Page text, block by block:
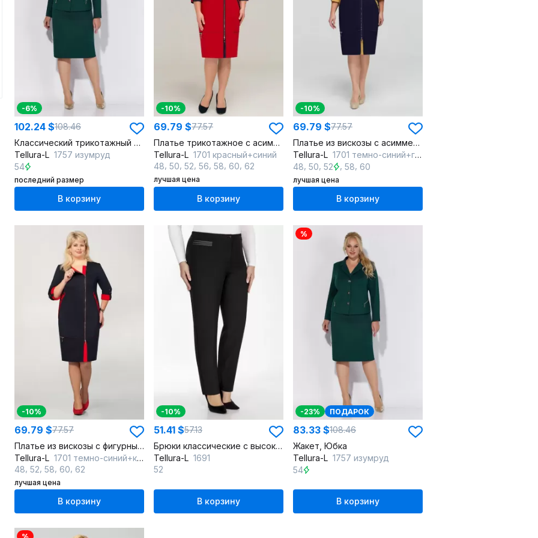
-6%
102.24 $108.46
Классический трикотажный костюм жакет и юбка-карандаш
Tellura-L 1757 изумруд
54
последний размер
В корзину
-10%
69.79 $77.57
Платье трикотажное с асимметричной застежкой и контрастными деталями
Tellura-L 1701 красный+синий
48 50 52 56 58 60 62
лучшая цена
В корзину
-10%
69.79 $77.57
Платье из вискозы с асимметричной застежкой и деталями
Tellura-L 1701 темно-синий+горчица
48 50 52 ,58 60
лучшая цена
В корзину
-10%
69.79 $77.57
Платье из вискозы с фигурными швами и контрастными вставками
Tellura-L 1701 темно-синий+красный
48 52 58 60 62
лучшая цена
В корзину
-10%
51.41 $57.13
Брюки классические с высокой посадкой и приточной талией
Tellura-L 1691
52
В корзину
%
-23% ПОДАРОК
83.33 $108.46
Жакет, Юбка
Tellura-L 1757 изумруд
54
В корзину
%